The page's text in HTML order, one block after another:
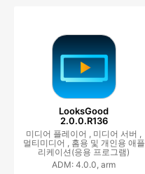
LooksGood
2.0.0.R136
미디어 플레이어 , 미디어 서버 ,
멀티미디어 , 홈용 및 개인용 애플
리케이션(응용 프로그램)
ADM: 4.0.0, arm